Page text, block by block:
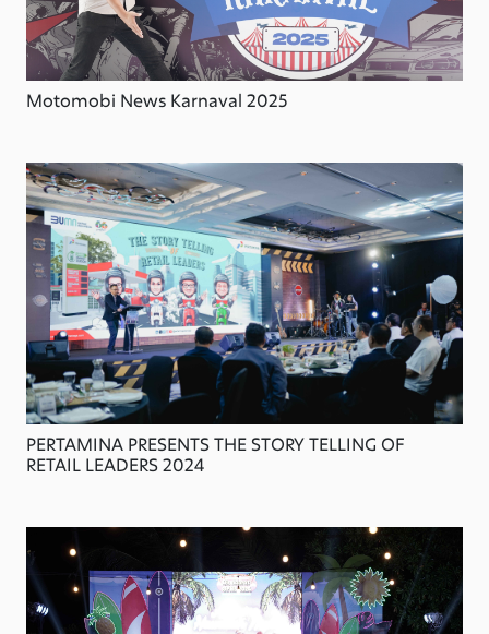
Motomobi News Karnaval 2025
PERTAMINA PRESENTS THE STORY TELLING OF
RETAIL LEADERS 2024